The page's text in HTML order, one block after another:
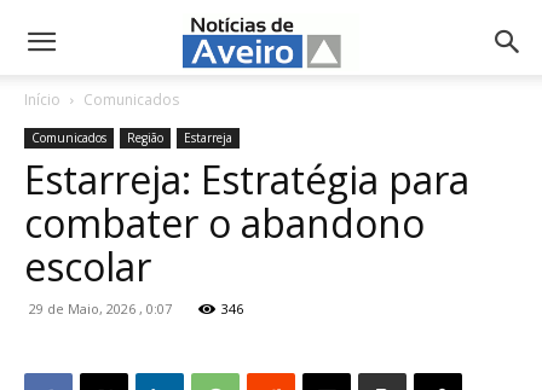
NotíciasdeAveiro.pt
Início Comunicados
Comunicados Região Estarreja
Estarreja: Estratégia para
combater o abandono
escolar
29 de Maio, 2026 , 0:07 346